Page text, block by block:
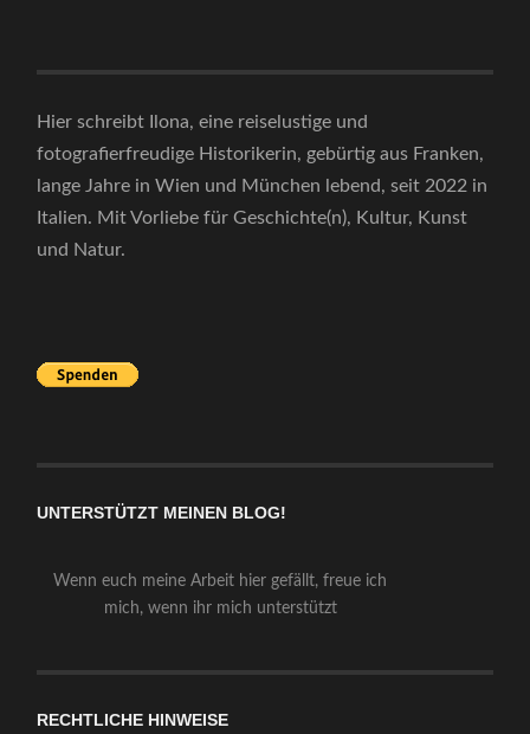
Hier schreibt Ilona, eine reiselustige und
fotografierfreudige Historikerin, gebürtig aus Franken,
lange Jahre in Wien und München lebend, seit 2022 in
Italien. Mit Vorliebe für Geschichte(n), Kultur, Kunst
und Natur.
UNTERSTÜTZT MEINEN BLOG!
Wenn euch meine Arbeit hier gefällt, freue ich
mich, wenn ihr mich unterstützt
RECHTLICHE HINWEISE